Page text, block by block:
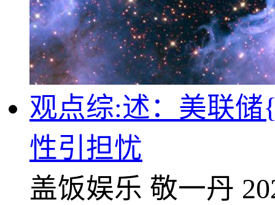
观点综:述：美联储
性引担忧
盖饭娱乐 敬一丹